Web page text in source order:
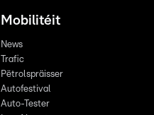
Mobilitéit
News
Trafic
Pëtrolspräisser
Autofestival
Auto-Tester